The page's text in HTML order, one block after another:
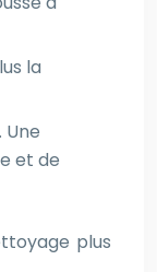
la
et de
plus